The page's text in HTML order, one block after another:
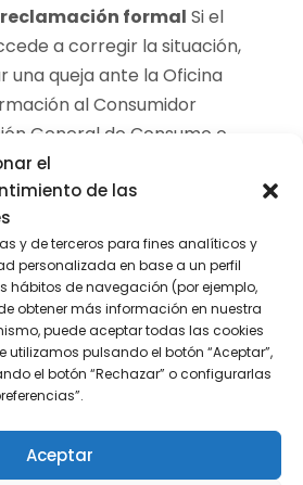
el
de las
y de terceros para fines analíticos y
personalizada en base a un perfil
hábitos de navegación (por ejemplo,
obtener más información en nuestra
puede aceptar todas las cookies
utilizamos pulsando el botón “Aceptar”,
el botón “Rechazar” o configurarlas
Aceptar
reclamación formal Si el
a corregir la situación,
una queja ante la Oficina
al Consumidor
General de Consumo o
a los juzgados.
mensajes o cualquier
demostrar el contenido
será útil en una posible
ante un juezEl
nula cualquier cláusula
sin afectar el resto del